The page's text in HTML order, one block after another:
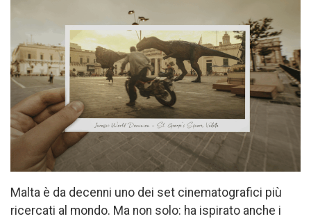
Malta è da decenni uno dei set cinematografici più
ricercati al mondo. Ma non solo: ha ispirato anche i